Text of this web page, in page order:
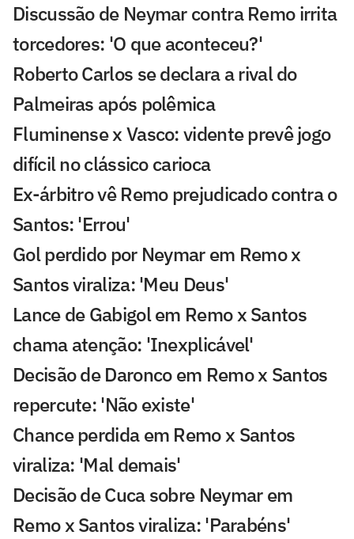
Discussão de Neymar contra Remo irrita
torcedores: 'O que aconteceu?'
Roberto Carlos se declara a rival do
Palmeiras após polêmica
Fluminense x Vasco: vidente prevê jogo
difícil no clássico carioca
Ex-árbitro vê Remo prejudicado contra o
Santos: 'Errou'
Gol perdido por Neymar em Remo x
Santos viraliza: 'Meu Deus'
Lance de Gabigol em Remo x Santos
chama atenção: 'Inexplicável'
Decisão de Daronco em Remo x Santos
repercute: 'Não existe'
Chance perdida em Remo x Santos
viraliza: 'Mal demais'
Decisão de Cuca sobre Neymar em
Remo x Santos viraliza: 'Parabéns'